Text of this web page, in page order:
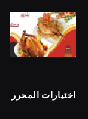
اختيارات المحرر